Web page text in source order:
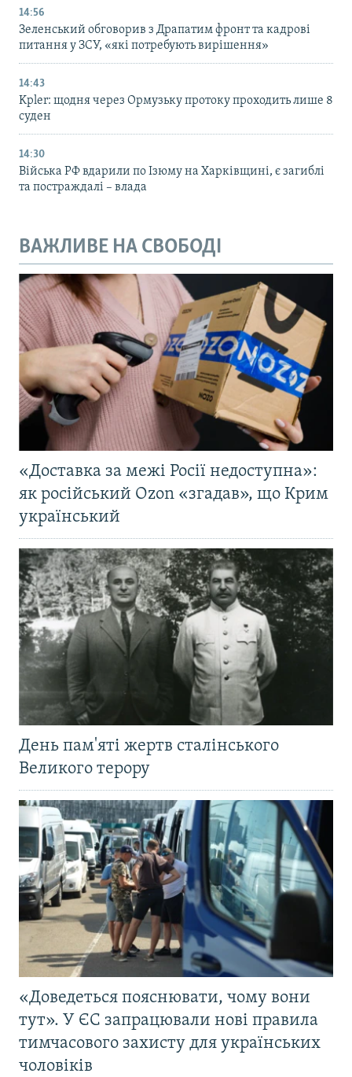
14:56
Зеленський обговорив з Драпатим фронт та кадрові
питання у ЗСУ, «які потребують вирішення»
14:43
Kpler: щодня через Ормузьку протоку проходить лише 8
суден
14:30
Війська РФ вдарили по Ізюму на Харківщині, є загиблі
та постраждалі – влада
ВАЖЛИВЕ НА СВОБОДІ
«Доставка за межі Росії недоступна»:
як російський Ozon «згадав», що Крим
український
День пам'яті жертв сталінського
Великого терору
«Доведеться пояснювати, чому вони
тут». У ЄС запрацювали нові правила
тимчасового захисту для українських
чоловіків